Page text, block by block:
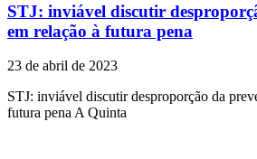
STJ: inviável discutir
em relação à futura pena
23 de abril de 2023
STJ: inviável discutir desproporção da
futura pena A Quinta